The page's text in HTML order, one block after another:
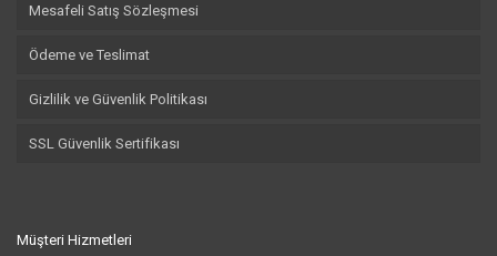
Mesafeli Satış Sözleşmesi
Ödeme ve Teslimat
Gizlilik ve Güvenlik Politikası
SSL Güvenlik Sertifikası
Müşteri Hizmetleri